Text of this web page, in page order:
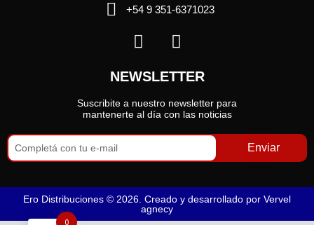
+54 9 351-6371023
NEWSLETTER
Suscribite a nuestro newsletter para
mantenerte al día con las noticias
Enviar
Ero Distribuciones © 2026. Creado y desarrollado por Vervel
agnecy
0